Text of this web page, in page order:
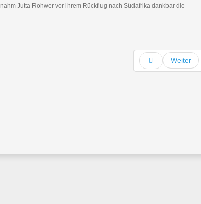
Jutta Rohwer vor ihrem Rückflug nach Südafrika dankbar die
Weiter